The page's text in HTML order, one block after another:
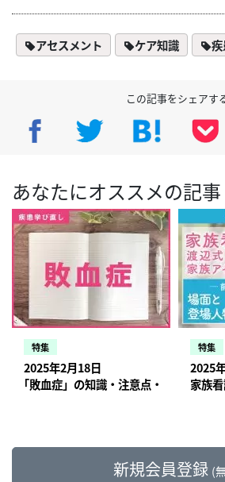
アセスメント ケア知識
この記事をシェアす
あなたにオススメの記事
特集
2025年2月18日
｢敗血症」の知識・注意点・最新情報【
特集
2025
家族
新規会員登録 (